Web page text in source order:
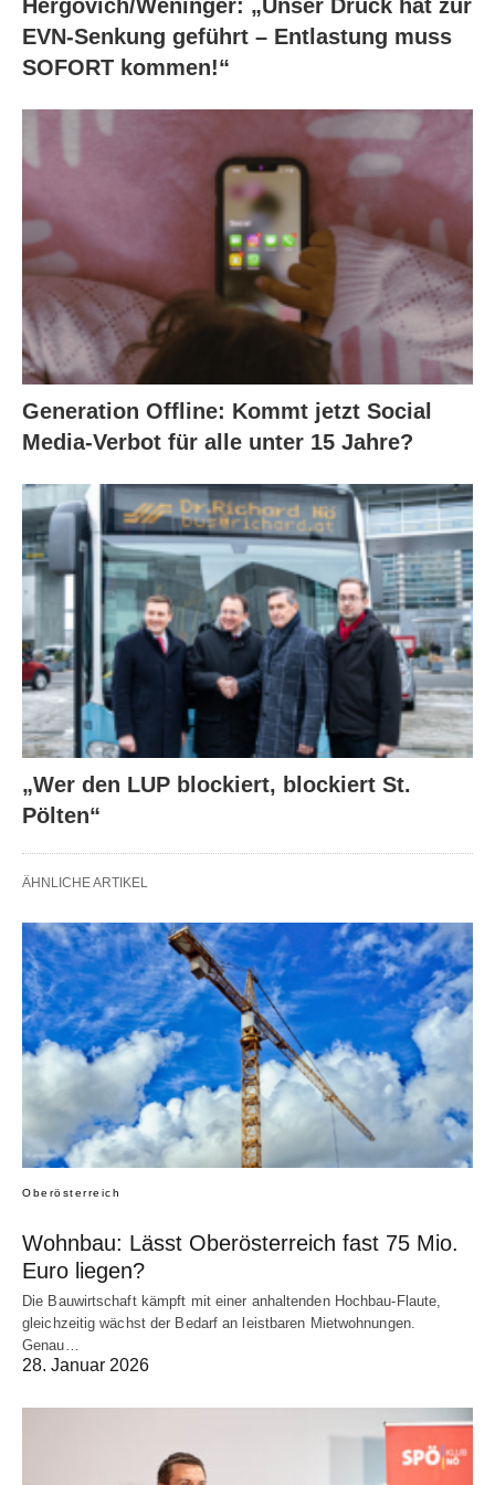
Hergovich/Weninger: „Unser Druck hat zur
EVN-Senkung geführt – Entlastung muss
SOFORT kommen!“
Generation Offline: Kommt jetzt Social
Media-Verbot für alle unter 15 Jahre?
„Wer den LUP blockiert, blockiert St.
Pölten“
ÄHNLICHE ARTIKEL
Oberösterreich
Wohnbau: Lässt Oberösterreich fast 75 Mio.
Euro liegen?
Die Bauwirtschaft kämpft mit einer anhaltenden Hochbau-Flaute,
gleichzeitig wächst der Bedarf an leistbaren Mietwohnungen.
Genau…
28. Januar 2026